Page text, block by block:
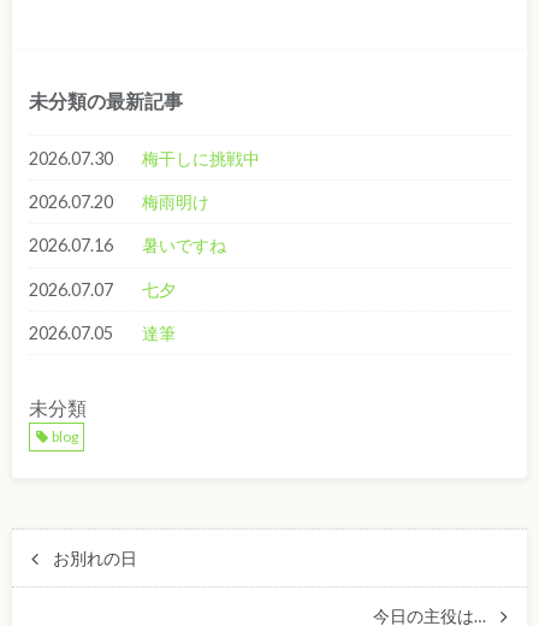
未分類の最新記事
2026.07.30 梅干しに挑戦中
2026.07.20 梅雨明け
2026.07.16 暑いですね
2026.07.07 七夕
2026.07.05 達筆
未分類
blog
お別れの日
今日の主役は…